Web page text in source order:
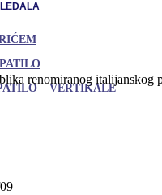
– VERTIKALE
renomiranog italijanskog